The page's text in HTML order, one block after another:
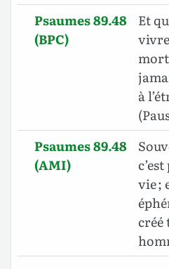
Psaumes 89.48
(BPC)
Et
à
Psaumes 89.48
(AMI)
vie ;
créé